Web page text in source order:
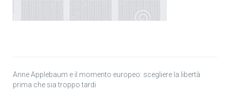
Anne Applebaum e il momento europeo: scegliere la libertà
prima che sia troppo tardi